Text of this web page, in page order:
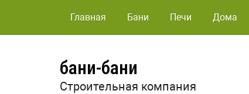
Главная Бани Печи Дома
бани-бани
Строительная компания